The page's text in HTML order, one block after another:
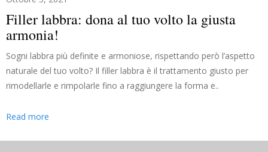
Filler labbra: dona al tuo volto la giusta
armonia!
Sogni labbra più definite e armoniose, rispettando però l’aspetto
naturale del tuo volto? Il filler labbra è il trattamento giusto per
rimodellarle e rimpolarle fino a raggiungere la forma e..
Read more